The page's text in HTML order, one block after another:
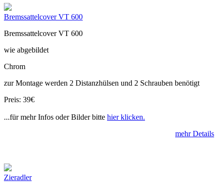
Bremssattelcover VT 600
Bremssattelcover VT 600
wie abgebildet
Chrom
zur Montage werden 2 Distanzhülsen und 2 Schrauben benötigt
Preis: 39€
...für mehr Infos oder Bilder bitte hier klicken.
mehr Details
Zieradler